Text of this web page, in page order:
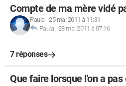
Compte de ma mère vidé
Paula-25 mai 2011 à 11:31
Paula -28 mai 2011 à 07:16
7 réponses
Que faire lorsque l'on a